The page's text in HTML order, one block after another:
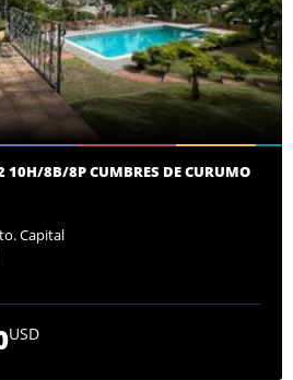
10H/8B/8P CUMBRES DE CURUMO
Capital
USD